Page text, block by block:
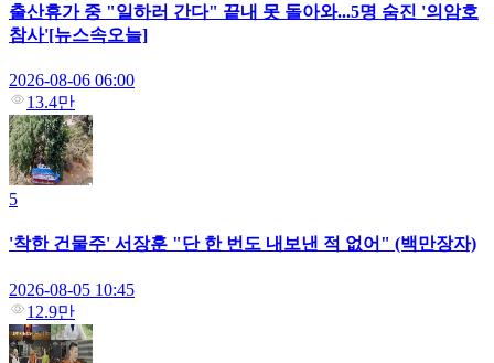
출산휴가 중 "일하러 간다" 끝내 못 돌아와...5명 숨진 '의암호
참사'[뉴스속오늘]
2026-08-06 06:00
13.4만
5
'착한 건물주' 서장훈 "단 한 번도 내보낸 적 없어" (백만장자)
2026-08-05 10:45
12.9만